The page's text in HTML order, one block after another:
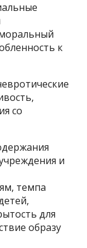
к
со
и
темпа
для
образу